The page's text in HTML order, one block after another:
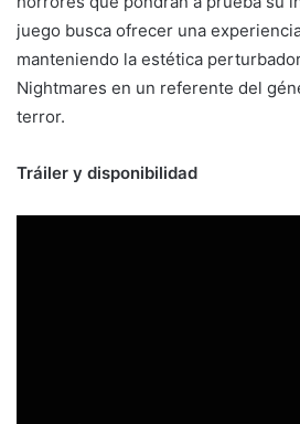
juego busca ofrecer una
manteniendo la estética
Nightmares en un referente del
terror.
Tráiler y disponibilidad